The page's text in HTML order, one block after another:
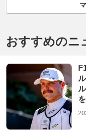
おすすめのニ